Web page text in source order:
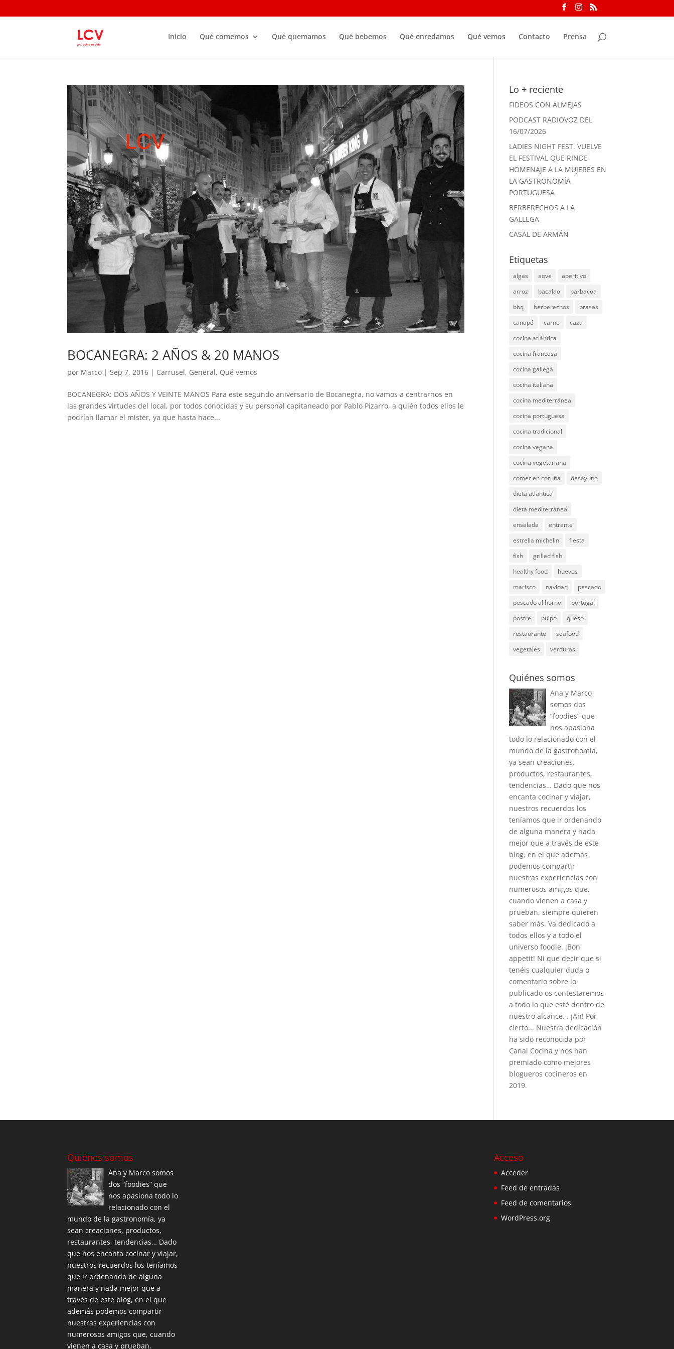
Inicio Qué comemos Qué quemamos Qué bebemos Qué enredamos Qué vemos Contacto Prensa
BOCANEGRA: 2 AÑOS & 20 MANOS
por Marco | Sep 7, 2016 | Carrusel, General, Qué vemos
BOCANEGRA: DOS AÑOS Y VEINTE MANOS Para este segundo aniversario de Bocanegra, no vamos a centrarnos en
las grandes virtudes del local, por todos conocidas y su personal capitaneado por Pablo Pizarro, a quién todos ellos le
podrían llamar el mister, ya que hasta hace...
Lo + reciente
FIDEOS CON ALMEJAS
PODCAST RADIOVOZ DEL
16/07/2026
LADIES NIGHT FEST. VUELVE
EL FESTIVAL QUE RINDE
HOMENAJE A LA MUJERES EN
LA GASTRONOMÍA
PORTUGUESA
BERBERECHOS A LA
GALLEGA
CASAL DE ARMÁN
Etiquetas
algas aove
aperitivo
arroz
bacalao
barbacoa
bbq
berberechos
brasas
canapé
carne
caza
cocina atlántica
cocina francesa
cocina gallega
cocina italiana
cocina mediterránea
cocina portuguesa
cocina tradicional
cocina vegana
cocina vegetariana
comer en coruña
desayuno
dieta atlantica
dieta mediterránea
ensalada
entrante
estrella michelin
fiesta
fish
grilled fish
healthy food
huevos
marisco
navidad
pescado
pescado al horno
portugal
postre
pulpo
queso
restaurante
seafood
vegetales
verduras
Quiénes somos
Ana y Marco
somos dos
“foodies” que
nos apasiona
todo lo relacionado con el
mundo de la gastronomía,
ya sean creaciones,
productos, restaurantes,
tendencias… Dado que nos
encanta cocinar y viajar,
nuestros recuerdos los
teníamos que ir ordenando
de alguna manera y nada
mejor que a través de este
blog, en el que además
podemos compartir
nuestras experiencias con
numerosos amigos que,
cuando vienen a casa y
prueban, siempre quieren
saber más. Va dedicado a
todos ellos y a todo el
universo foodie. ¡Bon
appetit! Ni que decir que si
tenéis cualquier duda o
comentario sobre lo
publicado os contestaremos
a todo lo que esté dentro de
nuestro alcance. . ¡Ah! Por
cierto... Nuestra dedicación
ha sido reconocida por
Canal Cocina y nos han
premiado como mejores
blogueros cocineros en
2019.
Quiénes somos
Ana y Marco somos
dos “foodies” que
nos apasiona todo lo
relacionado con el
mundo de la gastronomía, ya
sean creaciones, productos,
restaurantes, tendencias… Dado
que nos encanta cocinar y viajar,
nuestros recuerdos los teníamos
que ir ordenando de alguna
manera y nada mejor que a
través de este blog, en el que
además podemos compartir
nuestras experiencias con
numerosos amigos que, cuando
vienen a casa y prueban,
Acceso
Acceder
Feed de entradas
Feed de comentarios
WordPress.org